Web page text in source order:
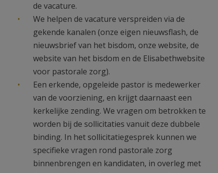
de vacature.
We helpen de vacature verspreiden via de
gekende kanalen (onze eigen nieuwsflash, de
nieuwsbrief van het bisdom, onze website, de
website van het bisdom en de Elisabethwebsite
voor pastorale zorg).
Een erkende, opgeleide pastor is medewerker
van de voorziening, en krijgt daarnaast een
kerkelijke zending. We vragen om betrokken te
worden bij de sollicitaties vanuit deze dubbele
binding. In het sollicitatiegesprek kunnen we
specifieke vragen rond pastorale zorg
binnenbrengen en kandidaten, in overleg met